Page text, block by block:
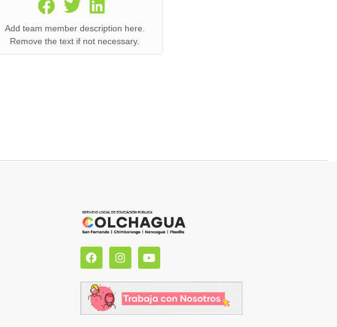
Add team member description here.
Remove the text if not necessary.